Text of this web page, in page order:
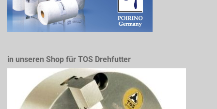
in unseren Shop für TOS Drehfutter